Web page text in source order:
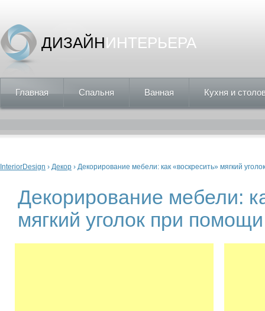
ДИЗАЙНИНТЕРЬЕРА
Главная Спальня Ванная Кухня и
Вы здесь
InteriorDesign › Декор › Декорирование мебели: как «воскресить» мягкий
Декорирование мебели:
мягкий уголок при